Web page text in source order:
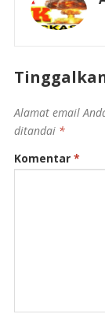
Alamat email
ditandai *
Komentar *